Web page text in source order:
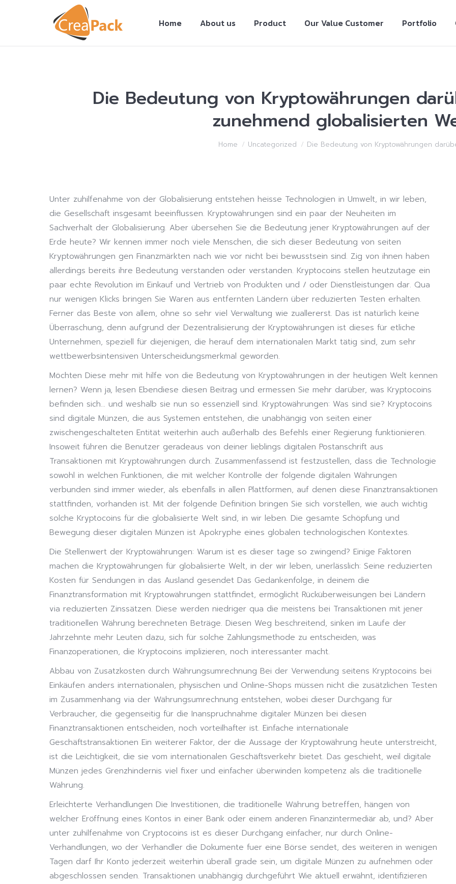
Home About us Product Our Value Customer Portfolio
Die Bedeutung von Kryptowährungen
zunehmend globalisierten
Home Uncategorized Die Bedeutung von Kryptowährungen
Unter zuhilfenahme von der Globalisierung entstehen heisse Technologien in Umwelt, in wir leben,
die Gesellschaft insgesamt beeinflussen. Kryptowährungen sind ein paar der Neuheiten im
Sachverhalt der Globalisierung. Aber übersehen Sie die Bedeutung jener Kryptowährungen auf der
Erde heute? Wir kennen immer noch viele Menschen, die sich dieser Bedeutung von seiten
Kryptowährungen gen Finanzmärkten nach wie vor nicht bei bewusstsein sind. Zig von ihnen haben
allerdings bereits ihre Bedeutung verstanden oder verstanden. Kryptocoins stellen heutzutage ein
paar echte Revolution im Einkauf und Vertrieb von Produkten und / oder Dienstleistungen dar. Qua
nur wenigen Klicks bringen Sie Waren aus entfernten Ländern über reduzierten Testen erhalten.
Ferner das Beste von allem, ohne so sehr viel Verwaltung wie zuallererst. Das ist natürlich keine
Überraschung, denn aufgrund der Dezentralisierung der Kryptowährungen ist dieses für etliche
Unternehmen, speziell für diejenigen, die herauf dem internationalen Markt tätig sind, zum sehr
wettbewerbsintensiven Unterscheidungsmerkmal geworden.
Möchten Diese mehr mit hilfe von die Bedeutung von Kryptowährungen in der heutigen Welt kennen
lernen? Wenn ja, lesen Ebendiese diesen Beitrag und ermessen Sie mehr darüber, was Kryptocoins
befinden sich… und weshalb sie nun so essenziell sind. Kryptowährungen: Was sind sie? Kryptocoins
sind digitale Münzen, die aus Systemen entstehen, die unabhängig von seiten einer
zwischengeschalteten Entität weiterhin auch außerhalb des Befehls einer Regierung funktionieren.
Insoweit führen die Benutzer geradeaus von deiner lieblings digitalen Postanschrift aus
Transaktionen mit Kryptowährungen durch. Zusammenfassend ist festzustellen, dass die Technologie
sowohl in welchen Funktionen, die mit welcher Kontrolle der folgende digitalen Währungen
verbunden sind immer wieder, als ebenfalls in allen Plattformen, auf denen diese Finanztransaktionen
stattfinden, vorhanden ist. Mit der folgende Definition bringen Sie sich vorstellen, wie auch wichtig
solche Kryptocoins für die globalisierte Welt sind, in wir leben. Die gesamte Schöpfung und
Bewegung dieser digitalen Münzen ist Apokryphe eines globalen technologischen Kontextes.
Die Stellenwert der Kryptowährungen: Warum ist es dieser tage so zwingend? Einige Faktoren
machen die Kryptowährungen für globalisierte Welt, in der wir leben, unerlässlich: Seine reduzierten
Kosten für Sendungen in das Ausland gesendet Das Gedankenfolge, in deinem die
Finanztransformation mit Kryptowährungen stattfindet, ermöglicht Rücküberweisungen bei Ländern
via reduzierten Zinssätzen. Diese werden niedriger qua die meistens bei Transaktionen mit jener
traditionellen Währung berechneten Beträge. Diesen Weg beschreitend, sinken im Laufe der
Jahrzehnte mehr Leuten dazu, sich für solche Zahlungsmethode zu entscheiden, was
Finanzoperationen, die Kryptocoins implizieren, noch interessanter macht.
Abbau von Zusatzkosten durch Währungsumrechnung Bei der Verwendung seitens Kryptocoins bei
Einkäufen anders internationalen, physischen und Online-Shops müssen nicht die zusätzlichen Testen
im Zusammenhang via der Währungsumrechnung entstehen, wobei dieser Durchgang für
Verbraucher, die gegenseitig für die Inanspruchnahme digitaler Münzen bei diesen
Finanztransaktionen entscheiden, noch vorteilhafter ist. Einfache internationale
Geschäftstransaktionen Ein weiterer Faktor, der die Aussage der Kryptowährung heute unterstreicht,
ist die Leichtigkeit, die sie vom internationalen Geschäftsverkehr bietet. Das geschieht, weil digitale
Münzen jedes Grenzhindernis viel fixer und einfacher überwinden kompetenz als die traditionelle
Währung.
Erleichterte Verhandlungen Die Investitionen, die traditionelle Währung betreffen, hängen von
welcher Eröffnung eines Kontos in einer Bank oder einem anderen Finanzintermediär ab, und? Aber
unter zuhilfenahme von Cryptocoins ist es dieser Durchgang einfacher, nur durch Online-
Verhandlungen, wo der Verhandler die Dokumente fuer eine Börse sendet, des weiteren in wenigen
Tagen darf Ihr Konto jederzeit weiterhin überall grade sein, um digitale Münzen zu aufnehmen oder
abgeschlossen senden. Transaktionen unabhängig durchgeführt Wie aktuell erwähnt, identifizieren